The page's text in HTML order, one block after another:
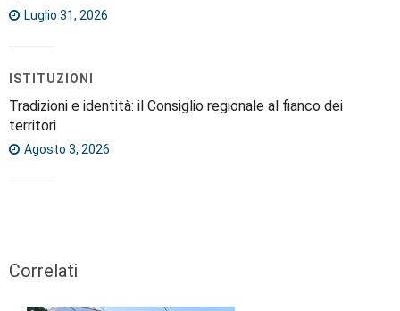
Luglio 31, 2026
ISTITUZIONI
Tradizioni e identità: il Consiglio regionale al fianco dei
territori
Agosto 3, 2026
Correlati